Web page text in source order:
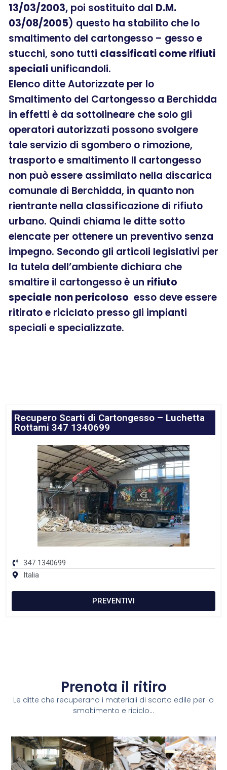
13/03/2003, poi sostituito dal D.M.
03/08/2005) questo ha stabilito che lo
smaltimento del cartongesso – gesso e
stucchi, sono tutti classificati come rifiuti
speciali unificandoli.
Elenco ditte Autorizzate per lo
Smaltimento del Cartongesso a Berchidda
in effetti è da sottolineare che solo gli
operatori autorizzati possono svolgere
tale servizio di sgombero o rimozione,
trasporto e smaltimento Il cartongesso
non può essere assimilato nella discarica
comunale di Berchidda, in quanto non
rientrante nella classificazione di rifiuto
urbano. Quindi chiama le ditte sotto
elencate per ottenere un preventivo senza
impegno. Secondo gli articoli legislativi per
la tutela dell’ambiente dichiara che
smaltire il cartongesso è un rifiuto
speciale non pericoloso esso deve essere
ritirato e riciclato presso gli impianti
speciali e specializzate.
Recupero Scarti di Cartongesso – Luchetta
Rottami 347 1340699
347 1340699
Italia
PREVENTIVI
Prenota il ritiro
Le ditte che recuperano i materiali di scarto edile per lo
smaltimento e riciclo...